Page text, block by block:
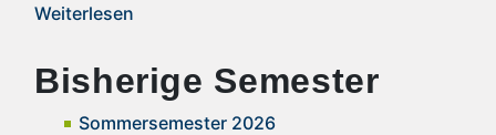
Weiterlesen
Bisherige Semester
Sommersemester 2026